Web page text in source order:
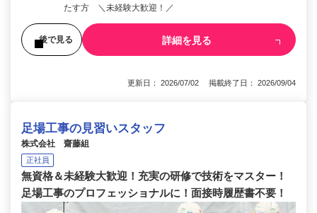
たす方 ＼未経験大歓迎！／
後で見る 詳細を見る
更新日： 2026/07/02 掲載終了日： 2026/09/04
足場工事の見習いスタッフ
株式会社 齋藤組
正社員
無資格＆未経験大歓迎！充実の研修で技術をマスター！
足場工事のプロフェッショナルに！面接時履歴書不要！